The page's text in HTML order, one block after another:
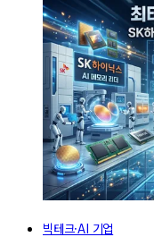
빅테크·AI 기업